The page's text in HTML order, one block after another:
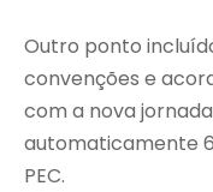
Outro ponto
convenções e
com a nova
automaticamente
PEC.